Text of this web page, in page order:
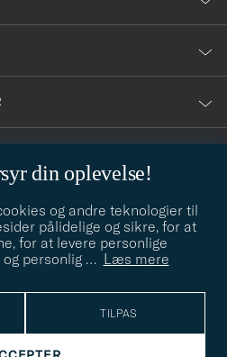
din oplevelse!
og andre teknologier til
pålidelige og sikre, for at
for at levere personlige
personlig … Læs mere
TILPAS
stil? Lad os hjælpe dig, vi hjælper